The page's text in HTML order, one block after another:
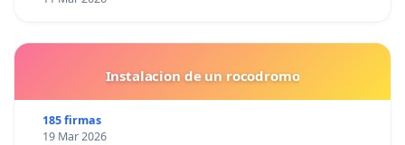
Instalacion de un rocodromo
185 firmas
19 Mar 2026